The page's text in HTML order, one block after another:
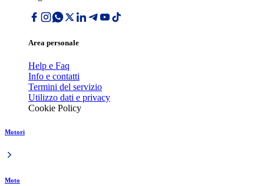
Area personale
Help e Faq
Info e contatti
Termini del servizio
Utilizzo dati e privacy
Cookie Policy
Motori
Moto